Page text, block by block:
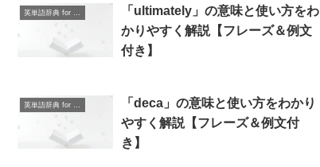
英単語辞典 for Beginners
「ultimately」の意味と使い方をわ
かりやすく解説【フレーズ＆例文
付き】
英単語辞典 for Beginners
「deca」の意味と使い方をわかり
やすく解説【フレーズ＆例文付
き】